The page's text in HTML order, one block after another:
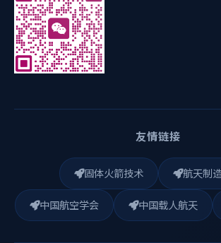
友情链接
固体火箭技术 航天制
中国航空学会 中国载人航天